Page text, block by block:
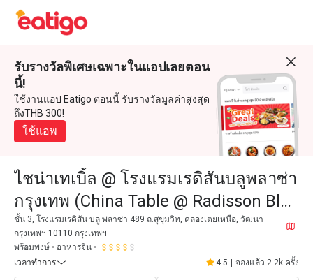
รับรางวัลพิเศษเฉพาะในแอปเลยตอน
นี้!
ใช้งานแอป Eatigo ตอนนี้ รับรางวัลมูลค่าสูงสุด
ถึงTHB 300!
ใช้แอพ
ไชน่าเทเบิ้ล @ โรงแรมเรดิสันบลูพลาซ่า
กรุงเทพ (China Table @ Radisson Blu
Plaza Bangkok)
ชั้น 3, โรงแรมเรดิสัน บลู พลาซ่า 489 ถ.สุขุมวิท, คลองเตยเหนือ, วัฒนา
กรุงเทพฯ 10110 กรุงเทพฯ
พร้อมพงษ์
อาหารจีน
เวลาทำการ
4.5 จองแล้ว 2.2k ครั้ง